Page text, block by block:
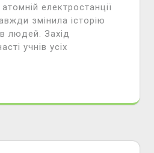
електростанції
змінила історію
людей. Захід
учнів усіх